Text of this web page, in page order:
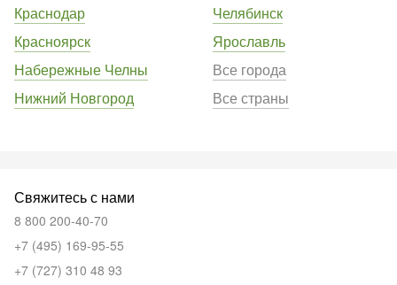
Краснодар
Красноярск
Набережные Челны
Нижний Новгород
Челябинск
Ярославль
Все города
Все страны
Свяжитесь с нами
8 800 200-40-70
+7 (495) 169-95-55
+7 (727) 310 48 93